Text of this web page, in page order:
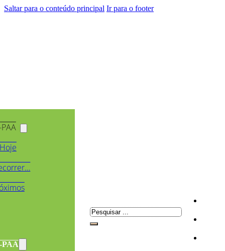
Saltar para o conteúdo principal Ir para o footer
PAA
Pesquisar